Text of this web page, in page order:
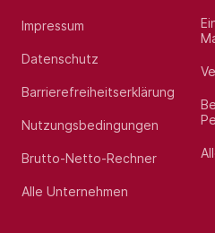
Standort: Bünde
Impressum
Datenschutz
Barrierefreiheitserklärung
Nutzungsbedingungen
Brutto-Netto-Rechner
Alle Unternehmen